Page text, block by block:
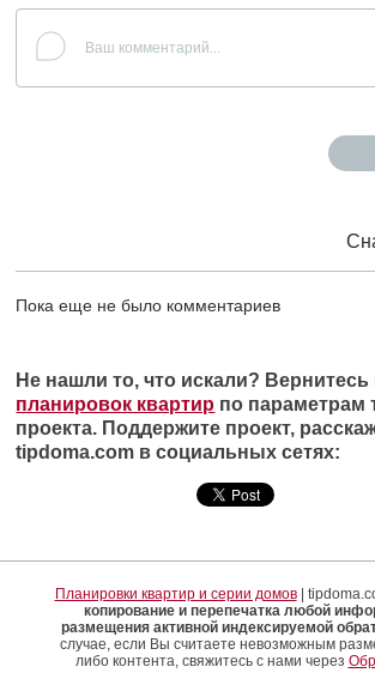
Пока еще не было комментариев
Не нашли то, что искали? Вернитесь
планировок квартир по параметрам
проекта. Поддержите проект,
tipdoma.com в социальных сетях:
Планировки квартир и серии домов|
копирование и перепечатка любой
размещения активной индексируемой
случае, если Вы считаете невозможным
либо контента, свяжитесь с нами через